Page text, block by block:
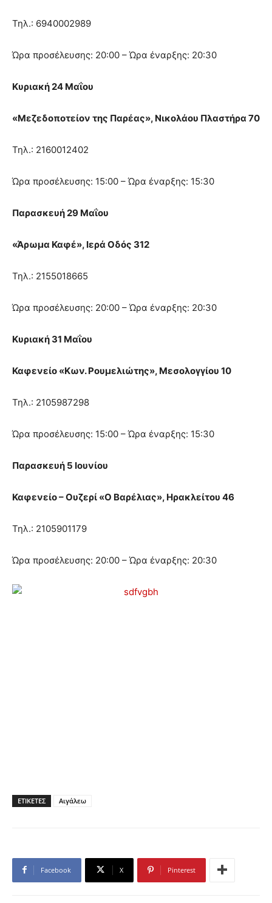
Τηλ.: 6940002989
Ώρα προσέλευσης: 20:00 – Ώρα έναρξης: 20:30
Κυριακή 24 Μαΐου
«Μεζεδοποτείον της Παρέας», Νικολάου Πλαστήρα 70
Τηλ.: 2160012402
Ώρα προσέλευσης: 15:00 – Ώρα έναρξης: 15:30
Παρασκευή 29 Μαΐου
«Άρωμα Καφέ», Ιερά Οδός 312
Τηλ.: 2155018665
Ώρα προσέλευσης: 20:00 – Ώρα έναρξης: 20:30
Κυριακή 31 Μαΐου
Καφενείο «Κων. Ρουμελιώτης», Μεσολογγίου 10
Τηλ.: 2105987298
Ώρα προσέλευσης: 15:00 – Ώρα έναρξης: 15:30
Παρασκευή 5 Ιουνίου
Καφενείο – Ουζερί «Ο Βαρέλιας», Ηρακλείτου 46
Τηλ.: 2105901179
Ώρα προσέλευσης: 20:00 – Ώρα έναρξης: 20:30
ΕΤΙΚΕΤΕΣ Αιγάλεω
Facebook X Pinterest